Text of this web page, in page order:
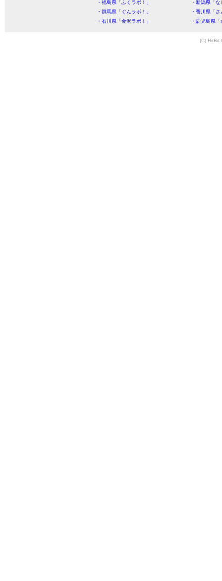
・福島県「ふくラボ！」
・新潟県「
・群馬県「ぐんラボ！」
・香川県「
・石川県「金沢ラボ！」
・鹿児島県
(C) HitBit